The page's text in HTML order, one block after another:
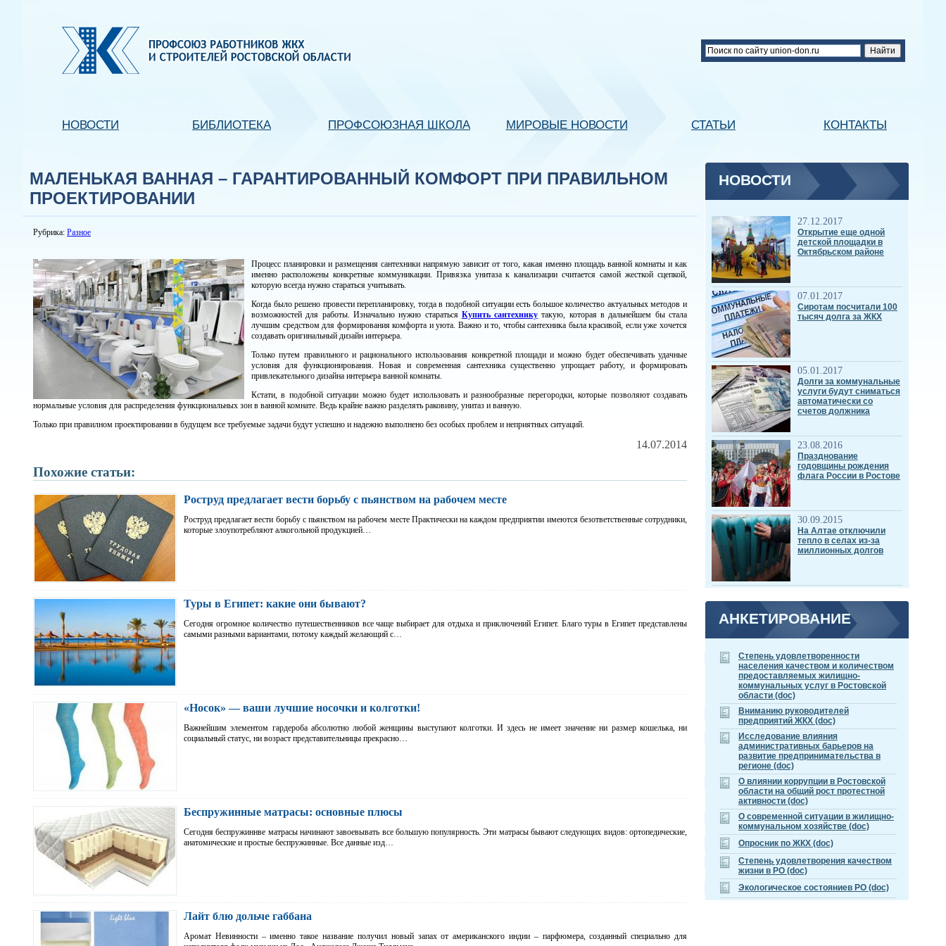
НОВОСТИ БИБЛИОТЕКА ПРОФСОЮЗНАЯ ШКОЛА МИРОВЫЕ НОВОСТИ СТАТЬИ КОНТАКТЫ
МАЛЕНЬКАЯ ВАННАЯ – ГАРАНТИРОВАННЫЙ КОМФОРТ ПРИ ПРАВИЛЬНОМ
ПРОЕКТИРОВАНИИ
Рубрика: Разное
Процесс планировки и размещения сантехники напрямую зависит от того, какая именно площадь ванной комнаты и как
именно расположены конкретные коммуникации. Привязка унитаза к канализации считается самой жесткой сцепкой,
которую всегда нужно стараться учитывать.
Когда было решено провести перепланировку, тогда в подобной ситуации есть большое количество актуальных методов и
возможностей для работы. Изначально нужно стараться Купить сантехнику такую, которая в дальнейшем бы стала
лучшим средством для формирования комфорта и уюта. Важно и то, чтобы сантехника была красивой, если уже хочется
создавать оригинальный дизайн интерьера.
Только путем правильного и рационального использования конкретной площади и можно будет обеспечивать удачные
условия для функционирования. Новая и современная сантехника существенно упрощает работу, и формировать
привлекательного дизайна интерьера ванной комнаты.
Кстати, в подобной ситуации можно будет использовать и разнообразные перегородки, которые позволяют создавать
нормальные условия для распределения функциональных зон в ванной комнате. Ведь крайне важно разделять раковину, унитаз и ванную.
Только при правилном проектировании в будущем все требуемые задачи будут успешно и надежно выполнено без особых проблем и неприятных ситуаций.
14.07.2014
Похожие статьи:
Роструд предлагает вести борьбу с пьянством на рабочем месте
Роструд предлагает вести борьбу с пьянством на рабочем месте Практически на каждом предприятии имеются безответственные сотрудники,
которые злоупотребляют алкогольной продукцией…
Туры в Египет: какие они бывают?
Сегодня огромное количество путешественников все чаще выбирает для отдыха и приключений Египет. Благо туры в Египет представлены
самыми разными вариантами, потому каждый желающий с…
«Носок» — ваши лучшие носочки и колготки!
Важнейшим элементом гардероба абсолютно любой женщины выступают колготки. И здесь не имеет значение ни размер кошелька, ни
социальный статус, ни возраст представительницы прекрасно…
Беспружинные матрасы: основные плюсы
Сегодня беспружиннве матрасы начинают завоевывать все большую популярность. Эти матрасы бывают следующих видов: ортопедические,
анатомические и простые беспружинные. Все данные изд…
Лайт блю дольче габбана
Аромат Невинности – именно такое название получил новый запах от американского индии – парфюмера, созданный специально для
НОВОСТИ
27.12.2017
Открытие еще одной
детской площадки в
Октябрьском районе
07.01.2017
Сиротам посчитали 100
тысяч долга за ЖКХ
05.01.2017
Долги за коммунальные
услуги будут сниматься
автоматически со
счетов должника
23.08.2016
Празднование
годовщины рождения
флага России в Ростове
30.09.2015
На Алтае отключили
тепло в селах из-за
миллионных долгов
АНКЕТИРОВАНИЕ
Cтепень удовлетворенности
населения качеством и количеством
предоставляемых жилищно-
коммунальных услуг в Ростовской
области (doc)
Вниманию руководителей
предприятий ЖКХ (doc)
Исследование влияния
административных барьеров на
развитие предпринимательства в
регионе (doc)
О влиянии коррупции в Ростовской
области на общий рост протестной
активности (doc)
О современной ситуации в жилищно-
коммунальном хозяйстве (doc)
Опросник по ЖКХ (doc)
Степень удовлетворения качеством
жизни в РО (doc)
Экологическое состояниев РО (doc)